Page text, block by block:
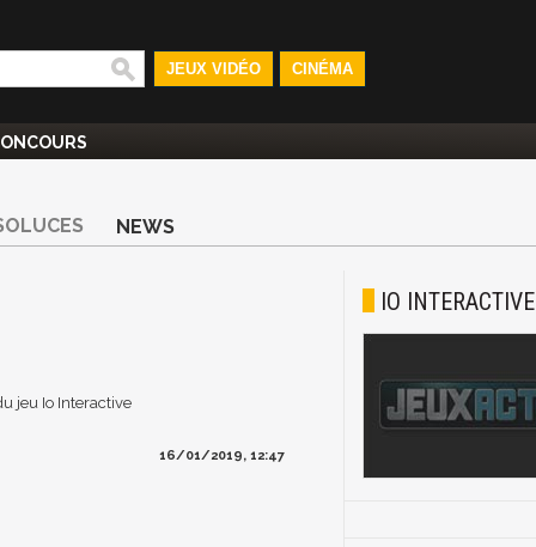
JEUX VIDÉO CINÉMA
NEWS
jeu Io Interactive
16/01/2019, 12:47
IO INTERACTIVE